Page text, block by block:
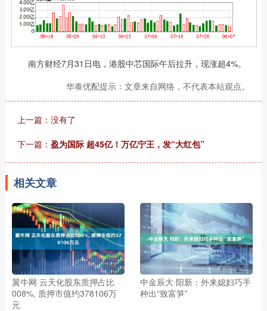
南方财经7月31日电，港股中芯国际午后拉升，现涨超4%。
华泰优配提示：文章来自网络，不代表本站观点。
上一篇：没有了
下一篇： 盈为国际 超45亿！万亿宁王，发“大红包”
相关文章
翼牛网 云天化股东质押占比
008%, 质押市值约378106万
元
中金辰大 阳新：外来媳妇巧手
种出“致富笋”